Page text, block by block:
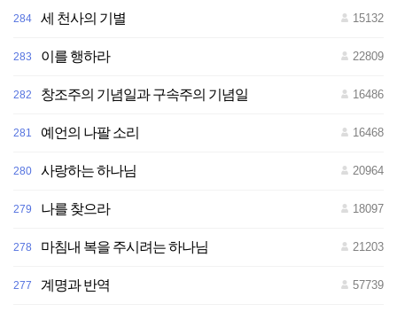
금
지
284 세 천사의 기별 15132
283 이를 행하라 22809
282 창조주의 기념일과 구속주의 기념일 16486
281 예언의 나팔 소리 16468
280 사랑하는 하나님 20964
279 나를 찾으라 18097
278 마침내 복을 주시려는 하나님 21203
277 계명과 반역 57739